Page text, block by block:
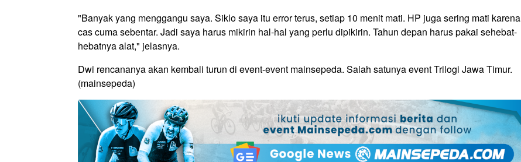
"Banyak yang menggangu saya. Siklo saya itu error terus, setiap 10 menit mati. HP juga sering mati karena
cas cuma sebentar. Jadi saya harus mikirin hal-hal yang perlu dipikirin. Tahun depan harus pakai sehebat-
hebatnya alat," jelasnya.
Dwi rencananya akan kembali turun di event-event mainsepeda. Salah satunya event Trilogi Jawa Timur.
(mainsepeda)